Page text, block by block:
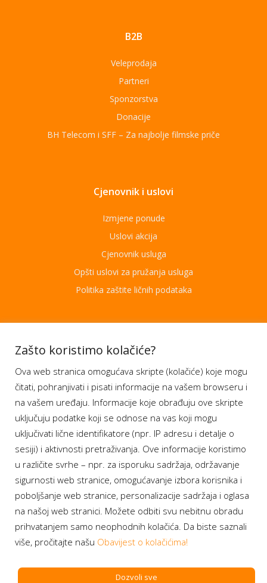
B2B
Veleprodaja
Partneri
Sponzorstva
Donacije
BH Telecom i SFF – Za najbolje filmske priče
Cjenovnik i uslovi
Izmjene ponude
Uslovi akcija
Cjenovnik usluga
Opšti uslovi za pružanja usluga
Politika zaštite ličnih podataka
Aplikacije
Moj BH Telecom
Dostupnost usluga
Moja webTV
Aukcije BH Telecom
Program lojalnosti
Bonus plus
Prijava za newsletter
Zašto koristimo kolačiće?
Ova web stranica omogućava skripte (kolačiće) koje mogu
čitati, pohranjivati i pisati informacije na vašem browseru i
na vašem uređaju. Informacije koje obrađuju ove skripte
uključuju podatke koji se odnose na vas koji mogu
uključivati lične identifikatore (npr. IP adresu i detalje o
sesiji) i aktivnosti pretraživanja. Ove informacije koristimo
u različite svrhe – npr. za isporuku sadržaja, održavanje
sigurnosti web stranice, omogućavanje izbora korisnika i
poboljšanje web stranice, personalizacije sadržaja i oglasa
na našoj web stranici. Možete odbiti svu nebitnu obradu
prihvatanjem samo neophodnih kolačića. Da biste saznali
više, pročitajte našu Obavijest o kolačićima!
Dozvoli sve